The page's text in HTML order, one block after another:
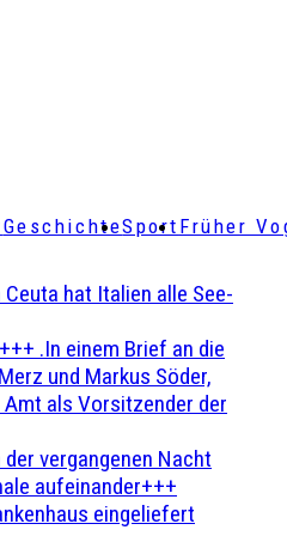
GeschichteSport Früher
hat Italien alle See-
.In einem Brief an die
und Markus Söder,
als Vorsitzender der
vergangenen Nacht
aufeinander+++
eingeliefert